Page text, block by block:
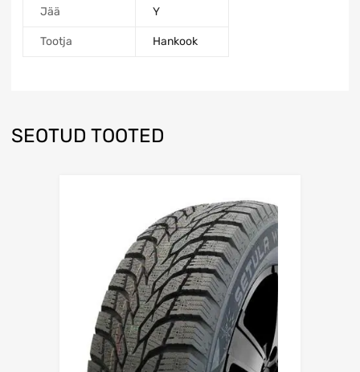
Jää Y
Tootja Hankook
SEOTUD TOOTED